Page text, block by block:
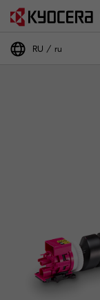
RU ru